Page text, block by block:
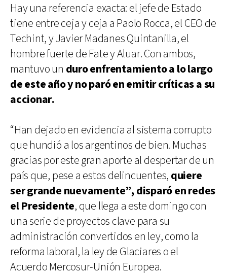
Hay una referencia exacta: el jefe de Estado
tiene entre ceja y ceja a Paolo Rocca, el CEO de
Techint, y Javier Madanes Quintanilla, el
hombre fuerte de Fate y Aluar. Con ambos,
mantuvo un duro enfrentamiento a lo largo
de este año y no paró en emitir críticas a su
accionar.
“Han dejado en evidencia al sistema corrupto
que hundió a los argentinos de bien. Muchas
gracias por este gran aporte al despertar de un
país que, pese a estos delincuentes, quiere
ser grande nuevamente”, disparó en redes
el Presidente, que llega a este domingo con
una serie de proyectos clave para su
administración convertidos en ley, como la
reforma laboral, la ley de Glaciares o el
Acuerdo Mercosur-Unión Europea.